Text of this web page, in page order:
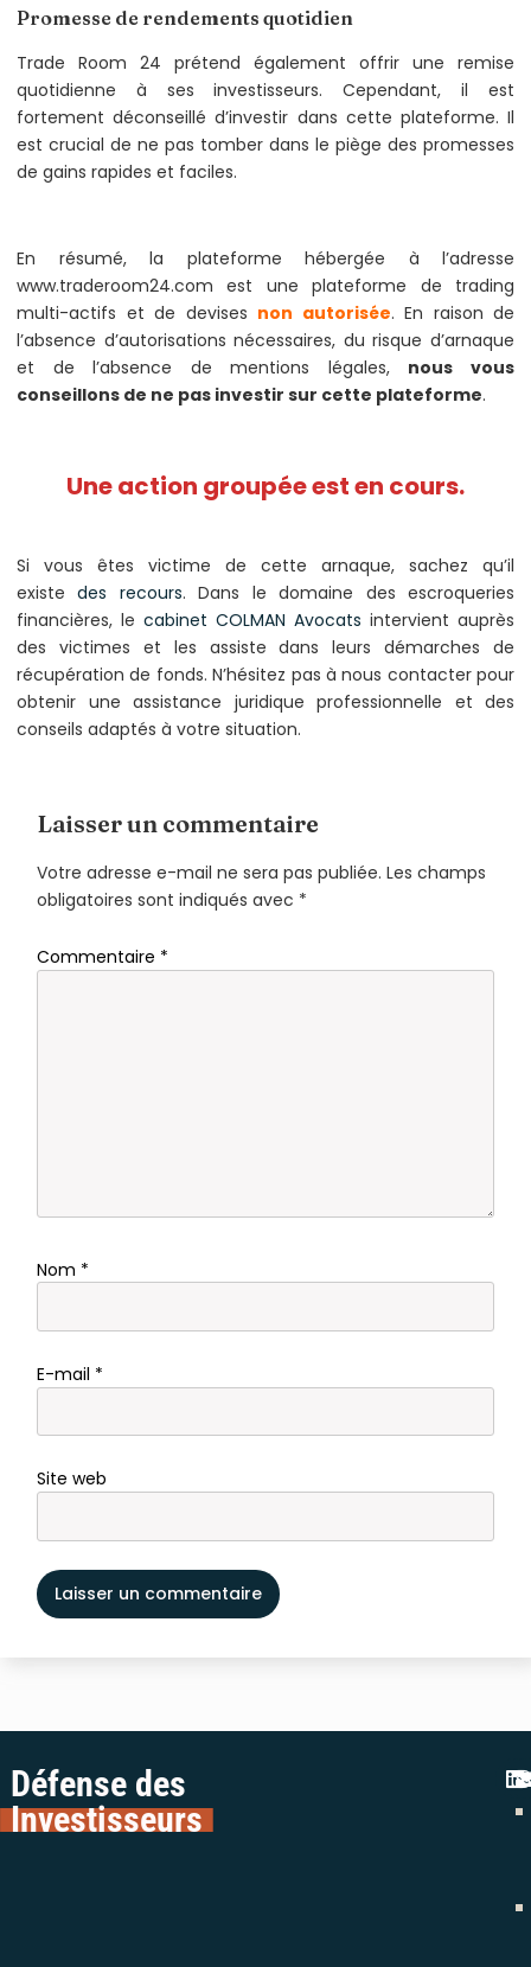
Promesse de rendements quotidien
Trade Room 24 prétend également offrir une remise
quotidienne à ses investisseurs. Cependant, il est
fortement déconseillé d’investir dans cette plateforme. Il
est crucial de ne pas tomber dans le piège des promesses
de gains rapides et faciles.
En résumé, la plateforme hébergée à l’adresse
www.traderoom24.com est une plateforme de trading
multi-actifs et de devises non autorisée. En raison de
l’absence d’autorisations nécessaires, du risque d’arnaque
et de l’absence de mentions légales, nous vous
conseillons de ne pas investir sur cette plateforme.
Une action groupée est en cours.
Si vous êtes victime de cette arnaque, sachez qu’il
existedes recours. Dans le domaine des escroqueries
financières, le cabinet COLMAN Avocats intervient auprès
des victimes et les assiste dans leurs démarches de
récupération de fonds. N’hésitez pas à nous contacter pour
obtenir une assistance juridique professionnelle et des
conseils adaptés à votre situation.
Laisser un commentaire
Votre adresse e-mail ne sera pas publiée. Les champs
obligatoires sont indiqués avec *
Commentaire *
Nom *
E-mail *
Site web
Défense des
Investisseurs